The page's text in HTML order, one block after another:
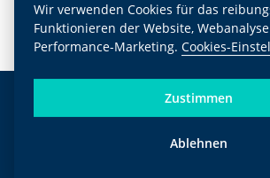
Kontakt
Telefon CZ +420 739 323
Wir verwenden Cookies für das
Funktionieren der Website,
Performance-Marketing.Cookies-
Zustimmen
Ablehnen